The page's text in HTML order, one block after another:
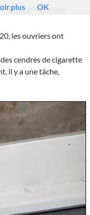
2 COMMENTAIRES
les ouvriers ont
cendres de cigarette
il y a une tâche,
plus OK